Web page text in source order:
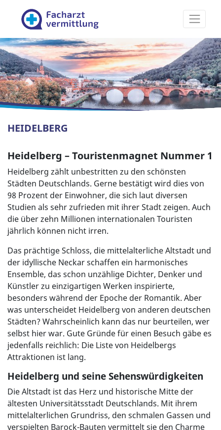
Facharztvermittlung
HEIDELBERG
Heidelberg – Touristenmagnet Nummer 1
Heidelberg zählt unbestritten zu den schönsten
Städten Deutschlands. Gerne bestätigt wird dies von
98 Prozent der Einwohner, die sich laut diversen
Studien als sehr zufrieden mit ihrer Stadt zeigen. Auch
die über zehn Millionen internationalen Touristen
jährlich können nicht irren.
Das prächtige Schloss, die mittelalterliche Altstadt und
der idyllische Neckar schaffen ein harmonisches
Ensemble, das schon unzählige Dichter, Denker und
Künstler zu einzigartigen Werken inspirierte,
besonders während der Epoche der Romantik. Aber
was unterscheidet Heidelberg von anderen deutschen
Städten? Wahrscheinlich kann das nur beurteilen, wer
selbst hier war. Gute Gründe für einen Besuch gäbe es
jedenfalls reichlich: Die Liste von Heidelbergs
Attraktionen ist lang.
Heidelberg und seine Sehenswürdigkeiten
Die Altstadt ist das Herz und historische Mitte der
ältesten Universitätsstadt Deutschlands. Mit ihrem
mittelalterlichen Grundriss, den schmalen Gassen und
verspielten Barock-Bauten vermittelt sie den Charme